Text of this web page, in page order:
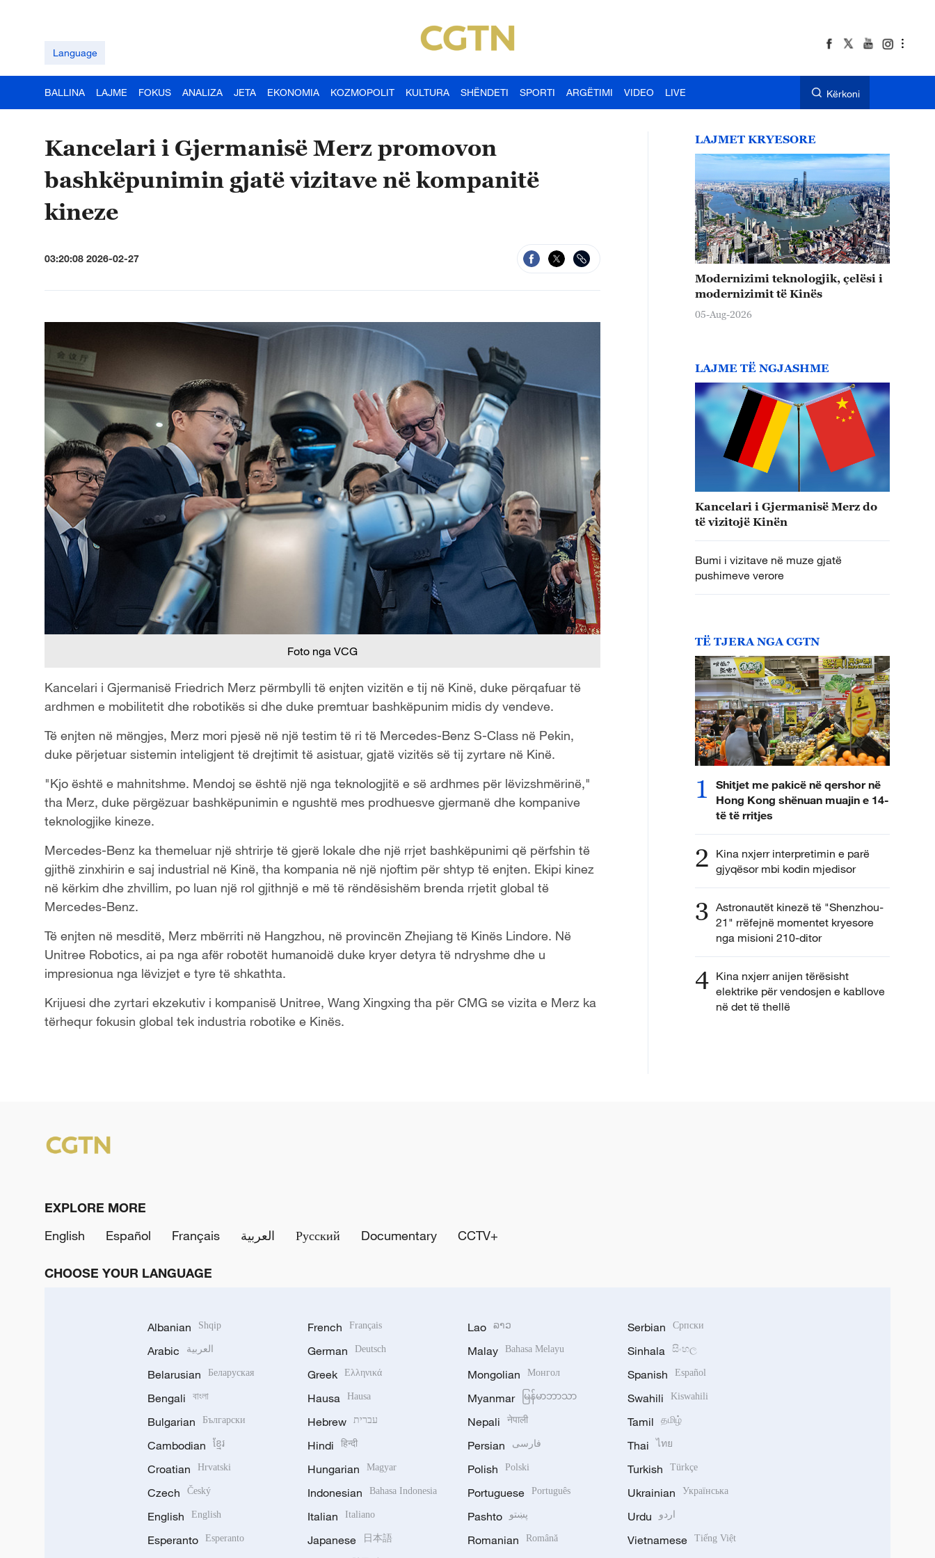
Language
BALLINA LAJME FOKUS ANALIZA JETA EKONOMIA KOZMOPOLIT KULTURA SHËNDETI SPORTI ARGËTIMI VIDEO LIVE Kërkoni
Kancelari i Gjermanisë Merz promovon
bashkëpunimin gjatë vizitave në kompanitë
kineze
03:20:08 2026-02-27
Foto nga VCG
Kancelari i Gjermanisë Friedrich Merz përmbylli të enjten vizitën e tij në Kinë, duke përqafuar të
ardhmen e mobilitetit dhe robotikës si dhe duke premtuar bashkëpunim midis dy vendeve.
Të enjten në mëngjes, Merz mori pjesë në një testim të ri të Mercedes-Benz S-Class në Pekin,
duke përjetuar sistemin inteligjent të drejtimit të asistuar, gjatë vizitës së tij zyrtare në Kinë.
"Kjo është e mahnitshme. Mendoj se është një nga teknologjitë e së ardhmes për lëvizshmërinë,"
tha Merz, duke përgëzuar bashkëpunimin e ngushtë mes prodhuesve gjermanë dhe kompanive
teknologjike kineze.
Mercedes-Benz ka themeluar një shtrirje të gjerë lokale dhe një rrjet bashkëpunimi që përfshin të
gjithë zinxhirin e saj industrial në Kinë, tha kompania në një njoftim për shtyp të enjten. Ekipi kinez
në kërkim dhe zhvillim, po luan një rol gjithnjë e më të rëndësishëm brenda rrjetit global të
Mercedes-Benz.
Të enjten në mesditë, Merz mbërriti në Hangzhou, në provincën Zhejiang të Kinës Lindore. Në
Unitree Robotics, ai pa nga afër robotët humanoidë duke kryer detyra të ndryshme dhe u
impresionua nga lëvizjet e tyre të shkathta.
Krijuesi dhe zyrtari ekzekutiv i kompanisë Unitree, Wang Xingxing tha për CMG se vizita e Merz ka
tërhequr fokusin global tek industria robotike e Kinës.
LAJMET KRYESORE
Modernizimi teknologjik, çelësi i
modernizimit të Kinës
05-Aug-2026
LAJME TË NGJASHME
Kancelari i Gjermanisë Merz do
të vizitojë Kinën
Bumi i vizitave në muze gjatë
pushimeve verore
TË TJERA NGA CGTN
1
Shitjet me pakicë në qershor në
Hong Kong shënuan muajin e 14-
të të rritjes
2 Kina nxjerr interpretimin e parë
gjyqësor mbi kodin mjedisor
3 Astronautët kinezë të "Shenzhou-
21" rrëfejnë momentet kryesore
nga misioni 210-ditor
4 Kina nxjerr anijen tërësisht
elektrike për vendosjen e kabllove
në det të thellë
EXPLORE MORE
English
Español Français العربية Русский Documentary CCTV+
CHOOSE YOUR LANGUAGE
Albanian Shqip
Arabic العربية
Belarusian Беларуская
Bengali বাংলা
Bulgarian Български
Cambodian ខ្មែរ
Croatian Hrvatski
Czech Český
English English
Esperanto Esperanto
French Français
German Deutsch
Greek Ελληνικά
Hausa Hausa
Hebrew עברית
Hindi हिन्दी
Hungarian Magyar
Indonesian Bahasa Indonesia
Italian Italiano
Japanese 日本語
Lao ລາວ
Malay Bahasa Melayu
Mongolian Монгол
Myanmar မြန်မာဘာသာ
Nepali नेपाली
Persian فارسی
Polish Polski
Portuguese Português
Pashto پښتو
Romanian Română
Serbian Српски
Sinhala සිංහල
Spanish Español
Swahili Kiswahili
Tamil தமிழ்
Thai ไทย
Turkish Türkçe
Ukrainian Українська
Urdu اردو
Vietnamese Tiếng Việt